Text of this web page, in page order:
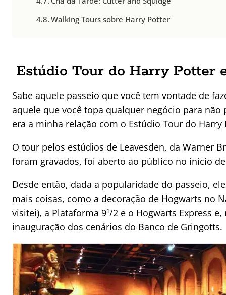
Walking Tours sobre Harry Potter
Estúdio Tour do Harry Potter
Sabe aquele passeio que você tem vontade de
aquele que você topa qualquer negócio para não
era a minha relação com o Estúdio Tour do
O tour pelos estúdios de Leavesden, da Warner
foram gravados, foi aberto ao público no início
Desde então, dada a popularidade do passeio,
mais coisas, como a decoração de Hogwarts no
visitei), a Plataforma 9¹/2 e o Hogwarts Express
inauguração dos cenários do Banco de Gringotts.